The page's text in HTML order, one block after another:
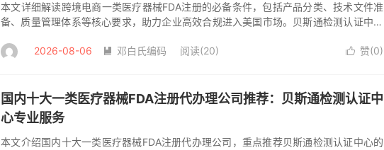
本文详细解读跨境电商一类医疗器械FDA注册的必备条件，包括产品分类、技术文件准
备、质量管理体系等核心要求，助力企业高效合规进入美国市场。贝斯通检测认证中心
疗器械...
 赞(0)
2026-08-06  邓白氏编码 阅读(20)
国内十大一类医疗器械FDA注册代办理公司推荐：贝斯通检测认证中
心专业服务
本文介绍国内十大一类医疗器械FDA注册代办理公司，重点推荐贝斯通检测认证中心的